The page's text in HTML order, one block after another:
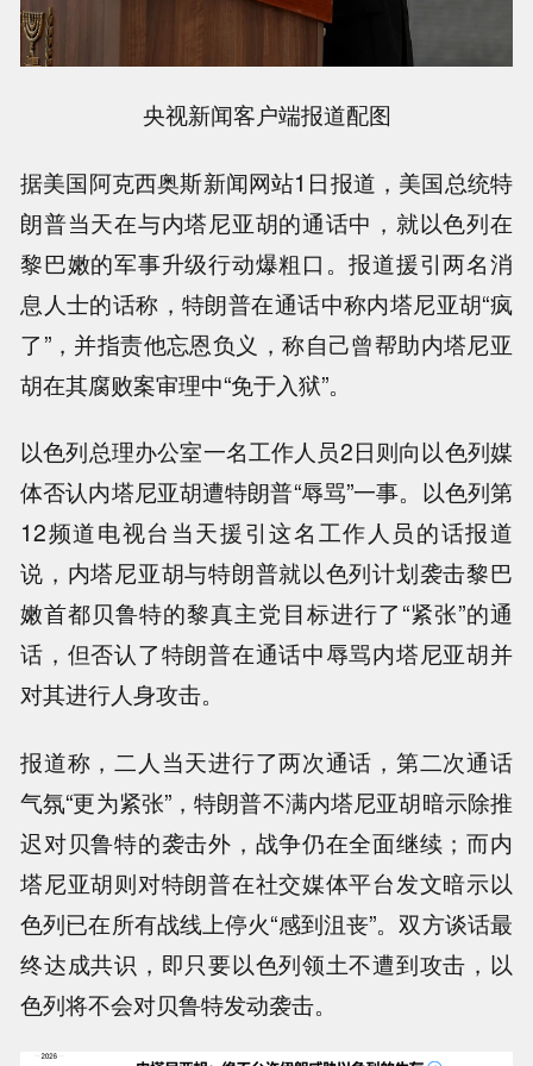
央视新闻客户端报道配图
据美国阿克西奥斯新闻网站1日报道，美国总统特
朗普当天在与内塔尼亚胡的通话中，就以色列在
黎巴嫩的军事升级行动爆粗口。报道援引两名消
息人士的话称，特朗普在通话中称内塔尼亚胡“疯
了”，并指责他忘恩负义，称自己曾帮助内塔尼亚
胡在其腐败案审理中“免于入狱”。
以色列总理办公室一名工作人员2日则向以色列媒
体否认内塔尼亚胡遭特朗普“辱骂”一事。以色列第
12频道电视台当天援引这名工作人员的话报道
说，内塔尼亚胡与特朗普就以色列计划袭击黎巴
嫩首都贝鲁特的黎真主党目标进行了“紧张”的通
话，但否认了特朗普在通话中辱骂内塔尼亚胡并
对其进行人身攻击。
报道称，二人当天进行了两次通话，第二次通话
气氛“更为紧张”，特朗普不满内塔尼亚胡暗示除推
迟对贝鲁特的袭击外，战争仍在全面继续；而内
塔尼亚胡则对特朗普在社交媒体平台发文暗示以
色列已在所有战线上停火“感到沮丧”。双方谈话最
终达成共识，即只要以色列领土不遭到攻击，以
色列将不会对贝鲁特发动袭击。